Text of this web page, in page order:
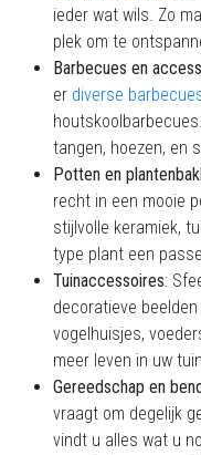
ieder wat wils. Zo
plek om te
Barbecues en
er diverse
tangen, hoezen, en
Potten en
recht in een mooie
stijlvolle keramiek,
type plant een
Tuinaccessoires:
decoratieve
vogelhuisjes,
meer leven in uw
Gereedschap en
vraagt om degelijk
vindt u alles wat u